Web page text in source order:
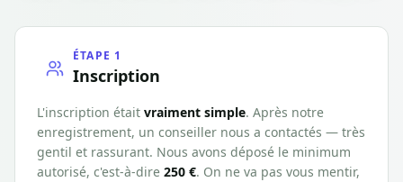
ÉTAPE 1
Inscription
L'inscription était vraiment simple. Après notre
enregistrement, un conseiller nous a contactés — très
gentil et rassurant. Nous avons déposé le minimum
autorisé, c'est-à-dire 250 €. On ne va pas vous mentir,